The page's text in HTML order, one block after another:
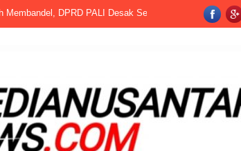
DPRD PALI Desak Segera Dihentikan. Kalapas